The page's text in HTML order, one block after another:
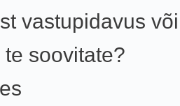
vastupidavus
soovitate?